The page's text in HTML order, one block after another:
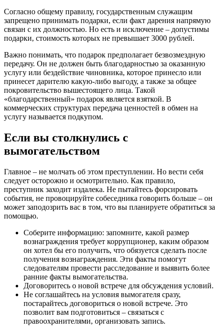
Согласно общему правилу, государственным служащим
запрещено принимать подарки, если факт дарения напрямую
связан с их должностью. Но есть и исключение – допустимы
подарки, стоимость которых не превышает 3000 рублей.
Важно понимать, что подарок предполагает безвозмездную
передачу. Он не должен быть благодарностью за оказанную
услугу или бездействие чиновника, которое принесло или
принесет дарителю какую-либо выгоду, а также за общее
покровительство вышестоящего лица. Такой
«благодарственный» подарок является взяткой. В
коммерческих структурах передача ценностей в обмен на
услугу называется подкупом.
Если вы столкнулись с
вымогательством
Главное – не молчать об этом преступлении. Но вести себя
следует осторожно и осмотрительно. Как правило,
преступник заходит издалека. Не пытайтесь форсировать
события, не провоцируйте собеседника говорить больше – он
может заподозрить вас в том, что вы планируете обратиться за
помощью.
Соберите информацию: запомните, какой размер
вознаграждения требует коррупционер, каким образом
он хотел бы его получить, что обязуется сделать после
получения вознаграждения. Эти факты помогут
следователям провести расследование и выявить более
ранние факты вымогательства.
Договоритесь о новой встрече для обсуждения условий.
Не соглашайтесь на условия вымогателя сразу,
постарайтесь договориться о новой встрече. Это
позволит вам подготовиться – связаться с
правоохранителями, организовать запись.